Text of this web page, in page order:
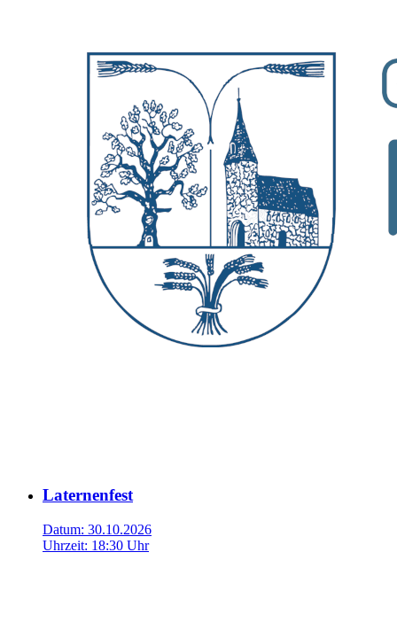
Laternenfest
Datum: 30.10.2026
Uhrzeit: 18:30 Uhr